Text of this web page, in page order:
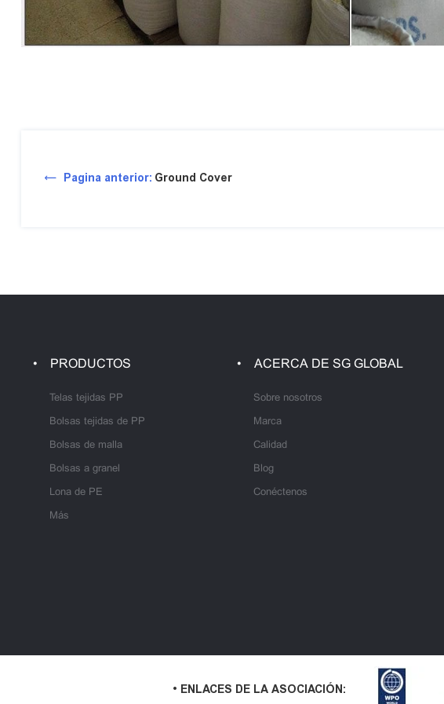
Pagina anterior: Ground Cover
PRODUCTOS
Telas tejidas PP
Bolsas tejidas de PP
Bolsas de malla
Bolsas a granel
Lona de PE
Más
ACERCA DE SG GLOBAL
Sobre nosotros
Marca
Calidad
Blog
Conéctenos
• ENLACES DE LA ASOCIACIÓN: